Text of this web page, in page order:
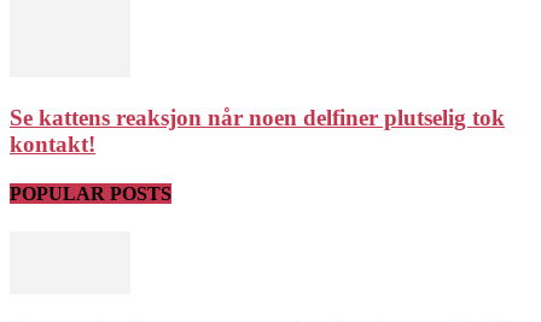
Se kattens reaksjon når noen delfiner plutselig tok
kontakt!
POPULAR POSTS